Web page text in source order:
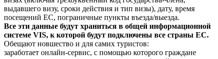
выдавшего визу, сроки действия и тип визы), дату, время
посещений ЕС, пограничные пункты въезда/выезда.
Все эти данные будут храниться в общей информационной
системе VIS, к которой будут подключены все страны ЕС.
Обещают новшество и для самих туристов:
заработает онлайн-сервис, с помощью которого граждане